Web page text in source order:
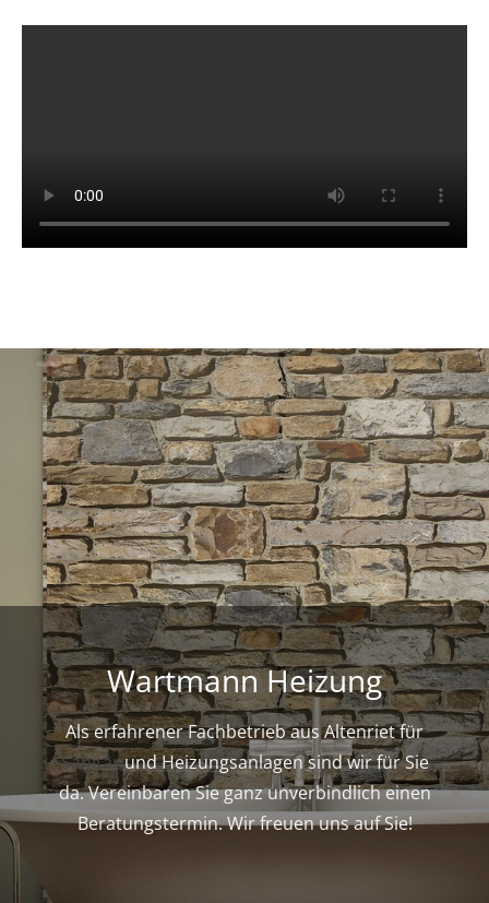
Wartmann Heizung
Als erfahrener Fachbetrieb aus Altenriet für
Sanitärund Heizungsanlagen sind wir für Sie
da. Vereinbaren Sie ganz unverbindlich einen
Beratungstermin. Wir freuen uns auf Sie!